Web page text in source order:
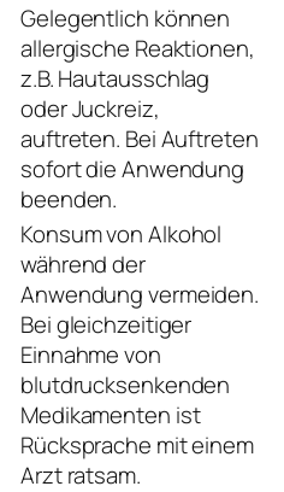
Gelegentlich können
allergische Reaktionen,
z.B. Hautausschlag
oder Juckreiz,
auftreten. Bei Auftreten
sofort die Anwendung
beenden.
Konsum von Alkohol
während der
Anwendung vermeiden.
Bei gleichzeitiger
Einnahme von
blutdrucksenkenden
Medikamenten ist
Rücksprache mit einem
Arzt ratsam.